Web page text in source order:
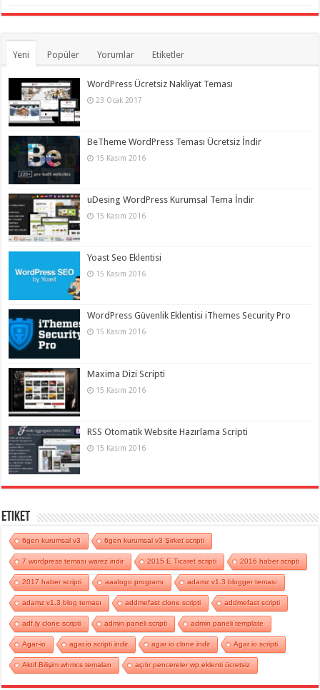
Yeni Popüler Yorumlar Etiketler
WordPress Ücretsiz Nakliyat Teması
23 Ocak 2017
BeTheme WordPress Teması Ücretsiz İndir
15 Kasım 2016
uDesing WordPress Kurumsal Tema İndir
15 Kasım 2016
Yoast Seo Eklentisi
15 Kasım 2016
WordPress Güvenlik Eklentisi iThemes Security Pro
15 Kasım 2016
Maxima Dizi Scripti
15 Kasım 2016
RSS Otomatik Website Hazırlama Scripti
15 Kasım 2016
Etiket
6gen kurumsal v3 6gen kurumsal v3 Şirket scripti
7 wordpress teması warez indir 2015 E Ticaret scripti 2016 haber scripti
2017 haber scripti aaalogo programı adamz v1.3 blogger teması
adamz v1.3 blog teması addmefast clone scripti addmefast scripti
adf.ly clone scripti admin paneli scripti admin paneli template
Agar-io agar.io scripti indir agar io clone indir Agar io scripti
Aktif Bilişim whmcs temaları açılır pencereler wp eklenti ücretsiz